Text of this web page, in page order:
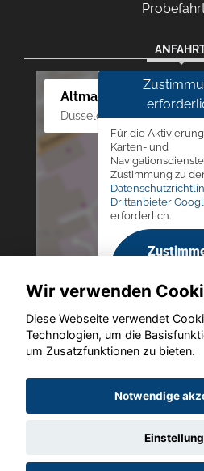
Altmann Autoland
Düsseldorfer Str. 69 - 79,
Für die
Karten- und
Zustimmung zu
Drittanbieter
erforderlich.
Copyright © 2026.
Wir verwenden
Diese Webseite verwendet
Technologien, um die
um Zusatzfunktionen zu bieten.
Notwendige